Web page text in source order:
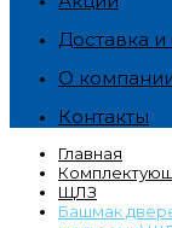
Доставка и
О
Контакты
Главная
ЩЛЗ
Башмак